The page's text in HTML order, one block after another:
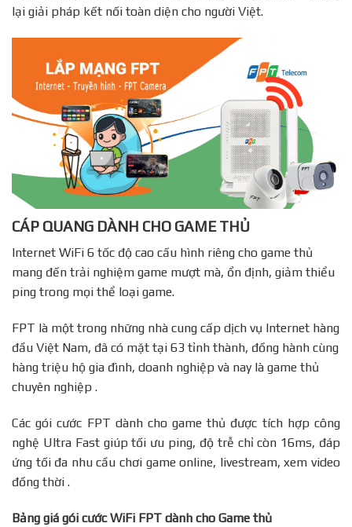
lại giải pháp kết nối toàn diện cho người Việt.
CÁP QUANG DÀNH CHO GAME THỦ
Internet WiFi 6 tốc độ cao cấu hình riêng cho game thủ
mang đến trải nghiệm game mượt mà, ổn định, giảm thiểu
ping trong mọi thể loại game.
FPT là một trong những nhà cung cấp dịch vụ Internet hàng
đầu Việt Nam, đã có mặt tại 63 tỉnh thành, đồng hành cùng
hàng triệu hộ gia đình, doanh nghiệp và nay là game thủ
chuyên nghiệp .
Các gói cước FPT dành cho game thủ được tích hợp công
nghệ Ultra Fast giúp tối ưu ping, độ trễ chỉ còn 16ms, đáp
ứng tối đa nhu cầu chơi game online, livestream, xem video
đồng thời .
Bảng giá gói cước WiFi FPT dành cho Game thủ